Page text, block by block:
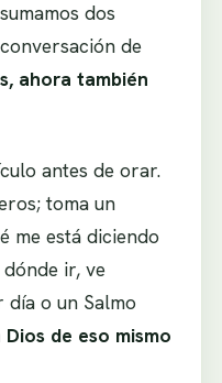
dos
de
ahora también
antes de orar.
toma un
me está diciendo
ir, ve
o un Salmo
de eso mismo